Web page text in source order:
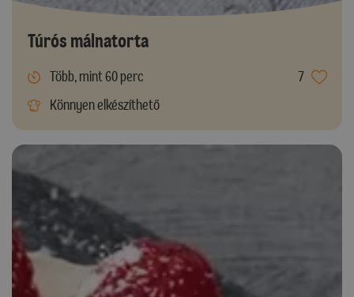
Túrós málnatorta
Több, mint 60 perc
7
Könnyen elkészíthető